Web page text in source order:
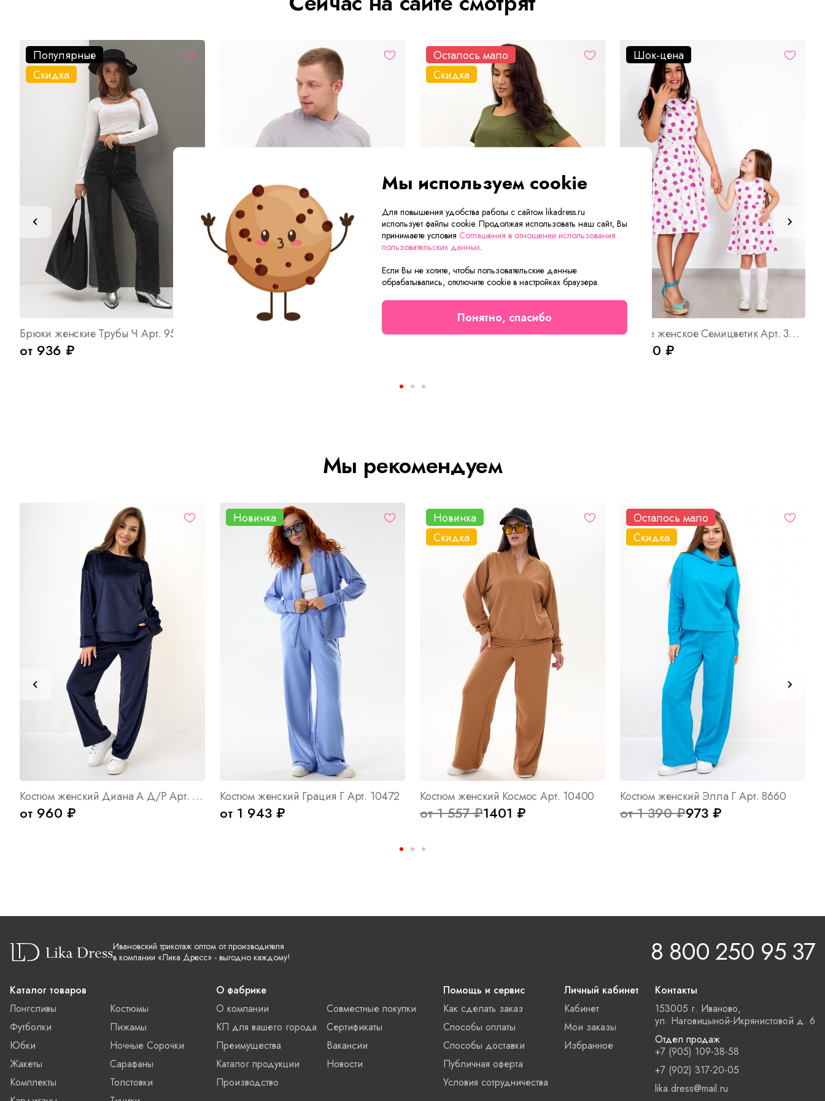
Популярные
Скидка
Брюки женские Трубы Ч Арт. 9527
от 936 ₽
Футболка мужская Фобос С Арт. 9394
Осталось мало
Скидка
Платье женское Виктория Х Арт. 9470
Шок-цена
Платье женское Семицветик Арт. 3669
от 250 ₽
Мы рекомендуем
Костюм женский Диана А Д/Р Арт. 10331
от 960 ₽
Новинка
Костюм женский Грация Г Арт. 10472
от 1 943 ₽
Новинка
Скидка
Костюм женский Космос Арт. 10400
от 1 557 ₽1401 ₽
Осталось мало
Скидка
Костюм женский Элла Г Арт. 8660
от 1 390 ₽973 ₽
Ивановский трикотаж оптом от производителя
в компании «Лика Дресс» - выгодно каждому!
8 800 250 95 37
Каталог товаров
Лонгсливы
Футболки
Юбки
Жакеты
Комплекты
Костюмы
Пижамы
Ночные Сорочки
Сарафаны
Толстовки
О фабрике
О компании
КП для вашего города
Преимущества
Каталог продукции
Производство
Совместные покупки
Сертификаты
Вакансии
Новости
Помощь и сервис
Как сделать заказ
Способы оплаты
Способы доставки
Публичная оферта
Условия сотрудничества
Личный кабинет
Кабинет
Мои заказы
Избранное
Контакты
153005 г. Иваново,
ул. Наговицыной-Икрянистовой д. 6
Отдел продаж
+7 (905) 109-38-58
+7 (902) 317-20-05
lika.dress@mail.ru
Мы используем cookie
Для повышения удобства работы с сайтом likadress.ru
использует файлы cookie. Продолжая использовать наш сайт, Вы
принимаете условия Соглашения в отношении использования
пользовательских данных.
Если Вы не хотите, чтобы пользовательские данные
обрабатывались, отключите cookie в настройках браузера.
Понятно, спасибо